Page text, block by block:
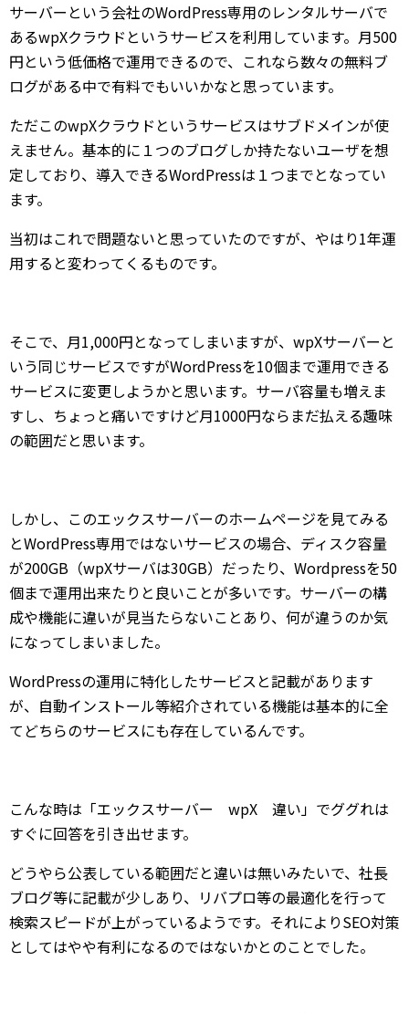
サーバーという会社のWordPress専用のレンタルサーバで
あるwpXクラウドというサービスを利用しています。月500
円という低価格で運用できるので、これなら数々の無料ブ
ログがある中で有料でもいいかなと思っています。
ただこのwpXクラウドというサービスはサブドメインが使
えません。基本的に１つのブログしか持たないユーザを想
定しており、導入できるWordPressは１つまでとなってい
ます。
当初はこれで問題ないと思っていたのですが、やはり1年運
用すると変わってくるものです。
そこで、月1,000円となってしまいますが、wpXサーバーと
いう同じサービスですがWordPressを10個まで運用できる
サービスに変更しようかと思います。サーバ容量も増えま
すし、ちょっと痛いですけど月1000円ならまだ払える趣味
の範囲だと思います。
しかし、このエックスサーバーのホームページを見てみる
とWordPress専用ではないサービスの場合、ディスク容量
が200GB（wpXサーバは30GB）だったり、Wordpressを50
個まで運用出来たりと良いことが多いです。サーバーの構
成や機能に違いが見当たらないことあり、何が違うのか気
になってしまいました。
WordPressの運用に特化したサービスと記載があります
が、自動インストール等紹介されている機能は基本的に全
てどちらのサービスにも存在しているんです。
こんな時は「エックスサーバー wpX 違い」でググれは
すぐに回答を引き出せます。
どうやら公表している範囲だと違いは無いみたいで、社長
ブログ等に記載が少しあり、リバプロ等の最適化を行って
検索スピードが上がっているようです。それによりSEO対策
としてはやや有利になるのではないかとのことでした。